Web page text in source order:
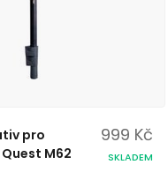
pro
M62
999 Kč
SKLADEM